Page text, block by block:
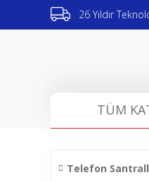
26 Yıldır
TÜM
Telefon